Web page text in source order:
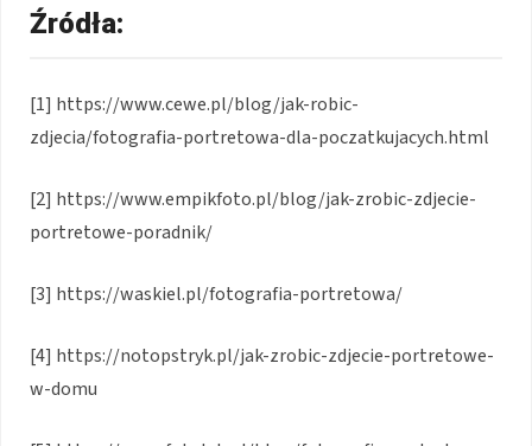
Źródła:
[1] https://www.cewe.pl/blog/jak-robic-
zdjecia/fotografia-portretowa-dla-poczatkujacych.html
[2] https://www.empikfoto.pl/blog/jak-zrobic-zdjecie-
portretowe-poradnik/
[3] https://waskiel.pl/fotografia-portretowa/
[4] https://notopstryk.pl/jak-zrobic-zdjecie-portretowe-
w-domu